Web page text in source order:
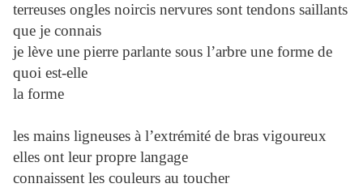
terreuses ongles noircis nervures sont tendons saillants
que je connais
je lève une pierre parlante sous l’arbre une forme de
quoi est-elle
la forme
les mains ligneuses à l’extrémité de bras vigoureux
elles ont leur propre langage
connaissent les couleurs au toucher